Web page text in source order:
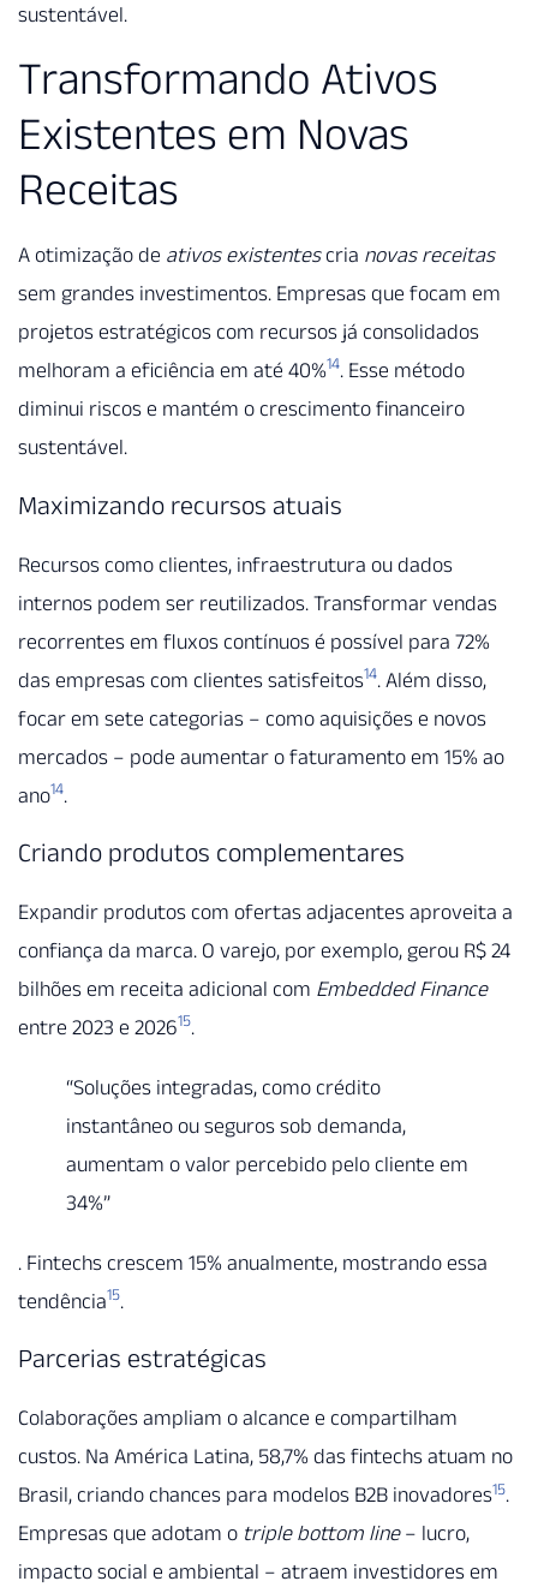
sustentável.
Transformando Ativos
Existentes em Novas
Receitas
A otimização de ativos existentescria novas receitas
sem grandes investimentos. Empresas que focam em
projetos estratégicos com recursos já consolidados
melhoram a eficiência em até 40%14. Esse método
diminui riscos e mantém o crescimento financeiro
sustentável.
Maximizando recursos atuais
Recursos como clientes, infraestrutura ou dados
internos podem ser reutilizados. Transformar vendas
recorrentes em fluxos contínuos é possível para 72%
das empresas com clientes satisfeitos14. Além disso,
focar em sete categorias – como aquisições e novos
mercados – pode aumentar o faturamento em 15% ao
ano14.
Criando produtos complementares
Expandir produtos com ofertas adjacentes aproveita a
confiança da marca. O varejo, por exemplo, gerou R$ 24
bilhões em receita adicional com Embedded Finance
entre 2023 e 202615.
“Soluções integradas, como crédito
instantâneo ou seguros sob demanda,
aumentam o valor percebido pelo cliente em
34%”
. Fintechs crescem 15% anualmente, mostrando essa
tendência15.
Parcerias estratégicas
Colaborações ampliam o alcance e compartilham
custos. Na América Latina, 58,7% das fintechs atuam no
Brasil, criando chances para modelos B2B inovadores15.
Empresas que adotam o triple bottom line– lucro,
impacto social e ambiental – atraem investidores em